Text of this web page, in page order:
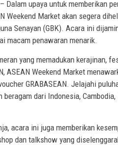
– Dalam upaya untuk memberikan
Weekend Market akan segera
Senayan (GBK). Acara ini
macam penawaran menarik.
yang memadukan kerajinan,
ASEAN Weekend Market
GRABASEAN. Jelajahi
beragam dari Indonesia,
acara ini juga memberikan
dan talkshow yang